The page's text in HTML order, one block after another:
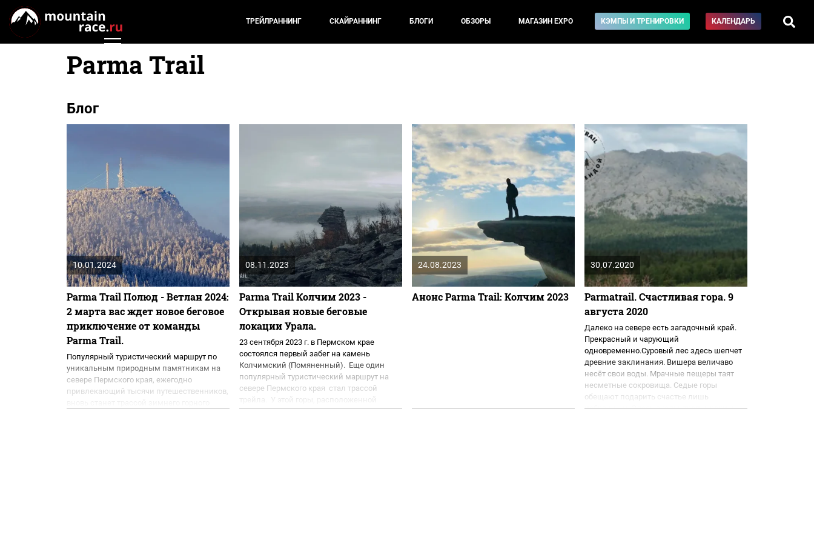
ТРЕЙЛРАННИНГ СКАЙРАННИНГ БЛОГИ ОБЗОРЫ МАГАЗИН EXPO КЭМПЫ И ТРЕНИРОВКИ КАЛЕНДАРЬ
Parma Trail
Блог
10.01.2024
Parma Trail Полюд - Ветлан 2024:
2 марта вас ждет новое беговое
приключение от команды
Parma Trail.
Популярный туристический маршрут по
уникальным природным памятникам на
севере Пермского края, ежегодно
привлекающий тысячи путешественников,
08.11.2023
Parma Trail Колчим 2023 -
Открывая новые беговые
локации Урала.
23 сентября 2023 г. в Пермском крае
состоялся первый забег на камень
Колчимский (Помяненный). Еще один
популярный туристический маршрут на
севере Пермского края стал трассой
трейла. У этой горы, расположенной
недалеко от Красновишерска, в
24.08.2023
Анонс Parma Trail: Колчим 2023
30.07.2020
Parmatrail. Счастливая гора. 9
августа 2020
Далеко на севере есть загадочный край.
Прекрасный и чарующий
одновременно.Суровый лес здесь шепчет
древние заклинания. Вишера величаво
несёт свои воды. Мрачные пещеры таят
несметные сокровища. Седые горы
обещают подарить счастье лишь
избранным. Здесь скалы, тропы, реки и